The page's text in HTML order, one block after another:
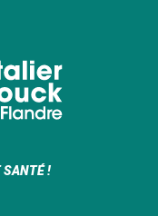
SANTÉ !